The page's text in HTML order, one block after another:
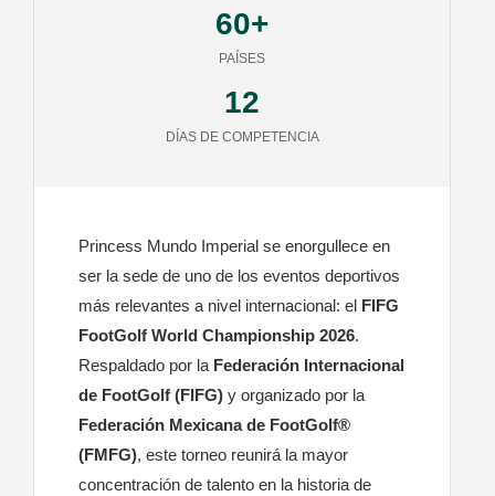
60+
PAÍSES
12
DÍAS DE COMPETENCIA
Princess Mundo Imperial se enorgullece en
ser la sede de uno de los eventos deportivos
más relevantes a nivel internacional: el FIFG
FootGolf World Championship 2026.
Respaldado por la Federación Internacional
de FootGolf (FIFG) y organizado por la
Federación Mexicana de FootGolf®
(FMFG), este torneo reunirá la mayor
concentración de talento en la historia de